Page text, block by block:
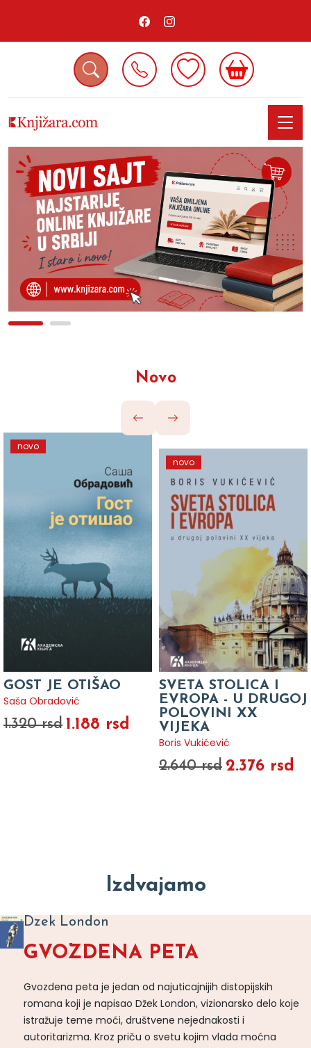
Novo
novo
GOST JE OTIŠAO
Saša Obradović
1.320 rsd 1.188 rsd
novo
SVETA STOLICA I
EVROPA - U DRUGOJ
POLOVINI XX
VIJEKA
Boris Vukićević
2.640 rsd 2.376 rsd
Izdvajamo
Dzek London
GVOZDENA PETA
Gvozdena peta je jedan od najuticajnijih distopijskih
romana koji je napisao Džek London, vizionarsko delo koje
istražuje teme moći, društvene nejednakosti i
autoritarizma. Kroz priču o svetu kojim vlada moćna